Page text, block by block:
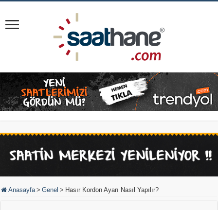
Anasayfa > Genel > Hasır Kordon Ayarı Nasıl Yapılır?